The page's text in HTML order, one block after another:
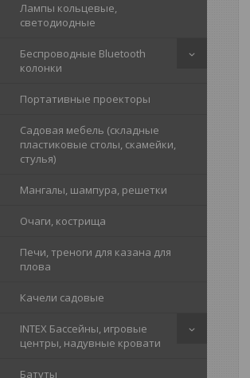
Лампы кольцевые,
светодиодные
Беспроводные Bluetooth
колонки
Портативные проекторы
Садовая мебель (складные
пластиковые столы, скамейки,
стулья)
Мангалы, шампура, решетки
Очаги, кострища
Печи, треноги для казана для
плова
Качели садовые
INTEX Бассейны, игровые
центры, надувные кровати
Батуты